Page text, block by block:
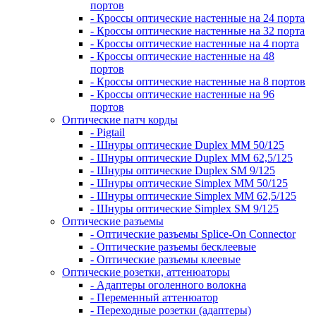
портов
- Кроссы оптические настенные на 24 порта
- Кроссы оптические настенные на 32 порта
- Кроссы оптические настенные на 4 порта
- Кроссы оптические настенные на 48
портов
- Кроссы оптические настенные на 8 портов
- Кроссы оптические настенные на 96
портов
Оптические патч корды
- Pigtail
- Шнуры оптические Duplex MM 50/125
- Шнуры оптические Duplex MM 62,5/125
- Шнуры оптические Duplex SM 9/125
- Шнуры оптические Simplex MM 50/125
- Шнуры оптические Simplex MM 62,5/125
- Шнуры оптические Simplex SM 9/125
Оптические разъемы
- Оптические разъемы Splice-On Connector
- Оптические разъемы бесклеевые
- Оптические разъемы клеевые
Оптические розетки, аттенюаторы
- Адаптеры оголенного волокна
- Переменный аттенюатор
- Переходные розетки (адаптеры)